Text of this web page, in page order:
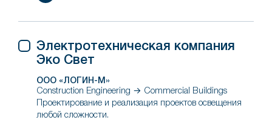
Электротехническая компания
Эко Свет
ООО «ЛОГИН-М»
Construction Engineering → Commercial Buildings
Проектирование и реализация проектов освещения
любой сложности.